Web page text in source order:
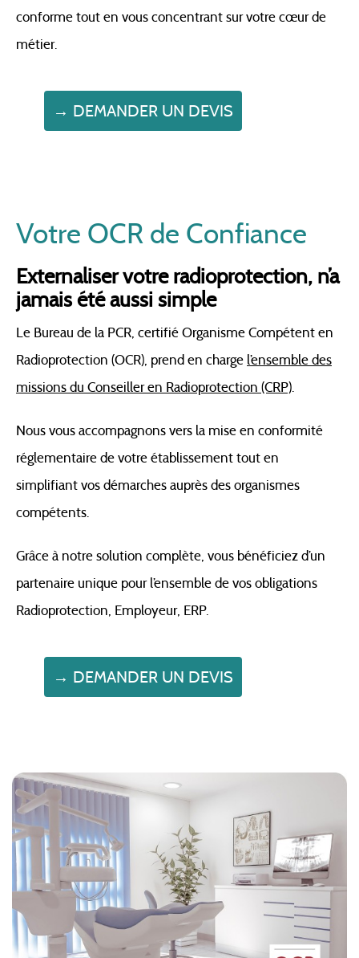
conforme tout en vous concentrant sur votre cœur de
métier.
→ DEMANDER UN DEVIS
Votre OCR de Confiance
Externaliser votre radioprotection, n’a
jamais été aussi simple
Le Bureau de la PCR, certifié Organisme Compétent en
Radioprotection (OCR), prend en charge l’ensemble des
missions du Conseiller en Radioprotection (CRP).
Nous vous accompagnons vers la mise en conformité
réglementaire de votre établissement tout en
simplifiant vos démarches auprès des organismes
compétents.
Grâce à notre solution complète, vous bénéficiez d’un
partenaire unique pour l’ensemble de vos obligations
Radioprotection, Employeur, ERP.
→ DEMANDER UN DEVIS